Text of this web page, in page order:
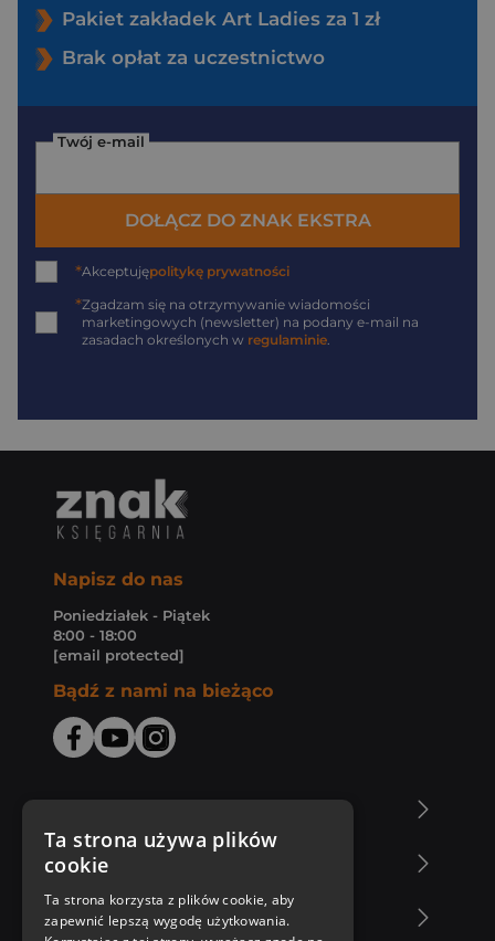
Pakiet zakładek Art Ladies za 1 zł
Brak opłat za uczestnictwo
Twój e-mail
DOŁĄCZ DO ZNAK EKSTRA
*Akceptujępolitykę prywatności
*Zgadzam się na otrzymywanie wiadomości
marketingowych (newsletter) na podany e-mail na
zasadach określonych w regulaminie
Napisz do nas
Poniedziałek - Piątek
8:00 - 18:00
[email protected]
Bądź z nami na bieżąco
Zakupy u nas
Nasza oferta
Ta strona używa plików
cookie
Ta strona korzysta z plików cookie, aby
zapewnić lepszą wygodę użytkowania.